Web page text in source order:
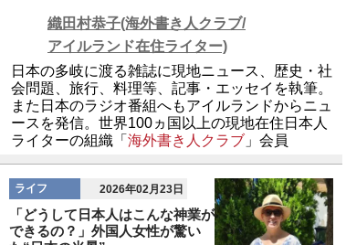
織田村恭子(海外書き人クラブ/
アイルランド在住ライター)
日本の多岐に渡る雑誌に現地ニュース、歴史・社
会問題、旅行、料理等、記事・エッセイを執筆。
また日本のラジオ番組へもアイルランドからニュ
ースを発信。世界100ヵ国以上の現地在住日本人
ライターの組織「 海外書き人クラブ 」会員
ライフ 2026年02月23日
「どうして日本人はこんな神業が
できるの？」外国人女性が驚い